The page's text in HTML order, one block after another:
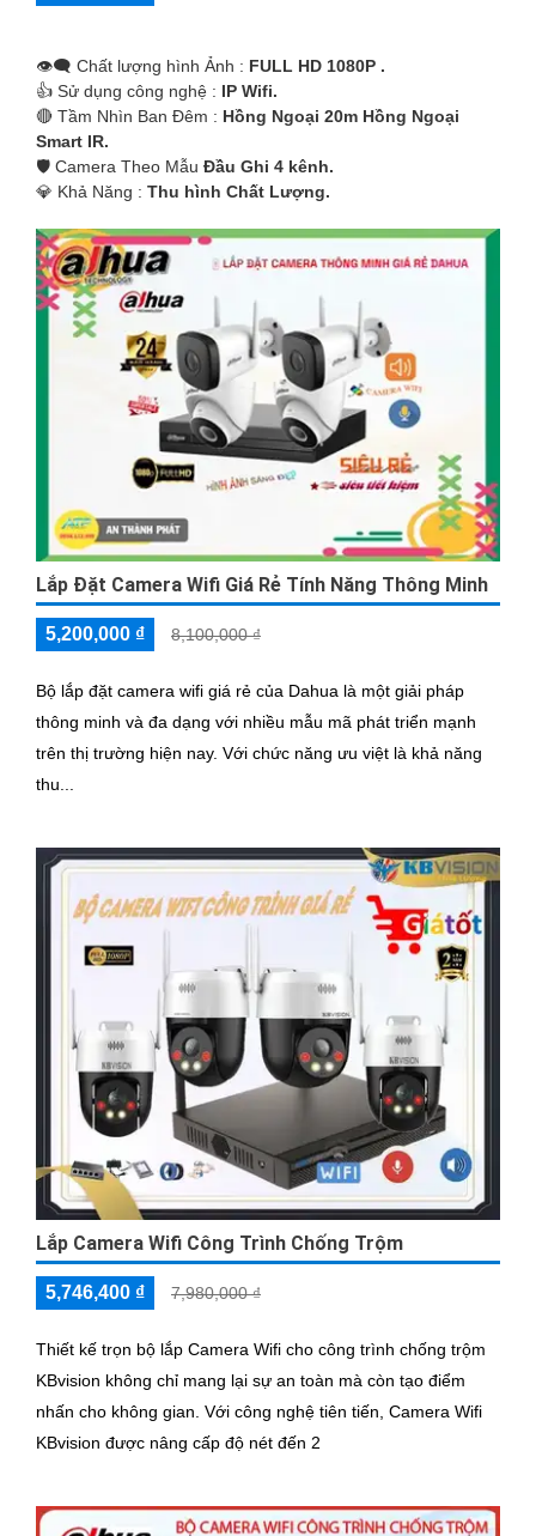
👁️‍🗨 Chất lượng hình Ảnh : FULL HD 1080P .
👍 Sử dụng công nghệ : IP Wifi.
🔴 Tầm Nhìn Ban Đêm : Hồng Ngoại 20m Hồng Ngoại
Smart IR.
🛡 Camera Theo Mẫu Đầu Ghi 4 kênh.
️💎 Khả Năng : Thu hình Chất Lượng.
Lắp Đặt Camera Wifi Giá Rẻ Tính Năng Thông Minh
5,200,000 ₫ 8,100,000 ₫
Bộ lắp đặt camera wifi giá rẻ của Dahua là một giải pháp
thông minh và đa dạng với nhiều mẫu mã phát triển mạnh
trên thị trường hiện nay. Với chức năng ưu việt là khả năng
thu...
Lắp Camera Wifi Công Trình Chống Trộm
5,746,400 ₫ 7,980,000 ₫
Thiết kế trọn bộ lắp Camera Wifi cho công trình chống trộm
KBvision không chỉ mang lại sự an toàn mà còn tạo điểm
nhấn cho không gian. Với công nghệ tiên tiến, Camera Wifi
KBvision được nâng cấp độ nét đến 2